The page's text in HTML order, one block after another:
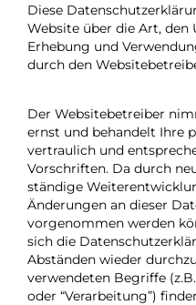
Diese
Website über die Art, den
Erhebung und
durch den
Der Websitebetreiber
ernst und behandelt Ihre
vertraulich und
Vorschriften. Da durch
ständige
Änderungen an dieser
vorgenommen werden
sich die
Abständen wieder
verwendeten Begriffe
oder “Verarbeitung”)